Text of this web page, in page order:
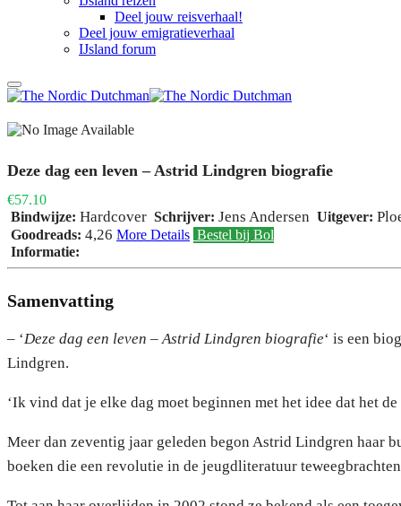
Deel jouw reisverhaal!
Deel jouw emigratieverhaal
IJsland forum
Deze dag een leven – Astrid Lindgren biografie
€57.10
Bindwijze: Hardcover Schrijver: Jens Andersen Uitgever:
Goodreads: 4,26 More Details Bestel bij Bol
Informatie:
Samenvatting
– ‘Deze dag een leven – Astrid Lindgren biografie‘ is een
Lindgren.
‘Ik vind dat je elke dag moet beginnen met het idee dat het
Meer dan zeventig jaar geleden begon Astrid Lindgren haar
boeken die een revolutie in de jeugdliteratuur